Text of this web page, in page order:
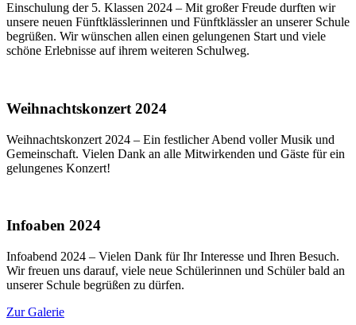
Einschulung der 5. Klassen 2024 – Mit großer Freude durften wir
unsere neuen Fünftklässlerinnen und Fünftklässler an unserer Schule
begrüßen. Wir wünschen allen einen gelungenen Start und viele
schöne Erlebnisse auf ihrem weiteren Schulweg.
Weihnachtskonzert 2024
Weihnachtskonzert 2024 – Ein festlicher Abend voller Musik und
Gemeinschaft. Vielen Dank an alle Mitwirkenden und Gäste für ein
gelungenes Konzert!
Infoaben 2024
Infoabend 2024 – Vielen Dank für Ihr Interesse und Ihren Besuch.
Wir freuen uns darauf, viele neue Schülerinnen und Schüler bald an
unserer Schule begrüßen zu dürfen.
Zur Galerie